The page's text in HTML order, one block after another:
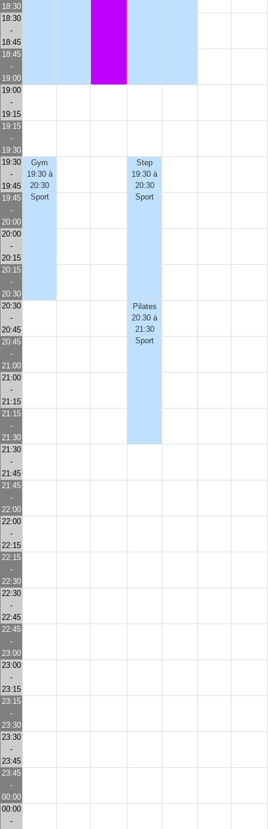
18:30
18:30
-
18:45
18:45
-
19:00
19:00
-
19:15
19:15
-
19:30
19:30
-
19:45
Gym
19:30 à
20:30
Sport
Step
19:30 à
20:30
Sport
19:45
-
20:00
20:00
-
20:15
20:15
-
20:30
20:30
-
20:45
Pilates
20:30 à
21:30
Sport
20:45
-
21:00
21:00
-
21:15
21:15
-
21:30
21:30
-
21:45
21:45
-
22:00
22:00
-
22:15
22:15
-
22:30
22:30
-
22:45
22:45
-
23:00
23:00
-
23:15
23:15
-
23:30
23:30
-
23:45
23:45
-
00:00
00:00
-